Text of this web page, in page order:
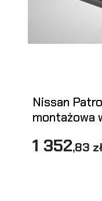
Nissan
montażowa
1 352,83